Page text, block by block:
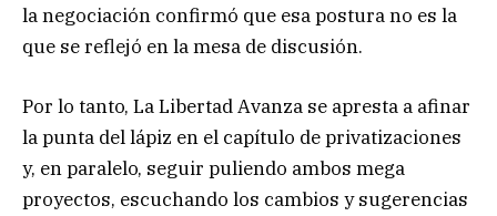
la negociación confirmó que esa postura no es la
que se reflejó en la mesa de discusión.
Por lo tanto, La Libertad Avanza se apresta a afinar
la punta del lápiz en el capítulo de privatizaciones
y, en paralelo, seguir puliendo ambos mega
proyectos, escuchando los cambios y sugerencias